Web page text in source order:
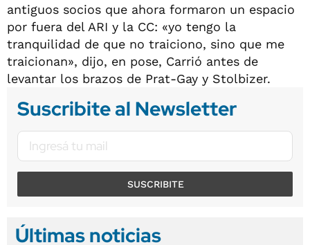
antiguos socios que ahora formaron un espacio
por fuera del ARI y la CC: «yo tengo la
tranquilidad de que no traiciono, sino que me
traicionan», dijo, en pose, Carrió antes de
levantar los brazos de Prat-Gay y Stolbizer.
Suscribite al Newsletter
SUSCRIBITE
Últimas noticias